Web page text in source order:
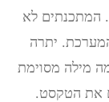
המתכנתים לא
יתרה
מילה מסוימת
את הטקסט.